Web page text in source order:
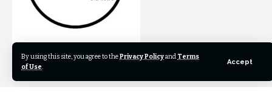
By using this site, you agree to thePrivacy Policyand Terms
of Use.
Accept
Join to our WhatsApp Group to get our newest articles
instantly!